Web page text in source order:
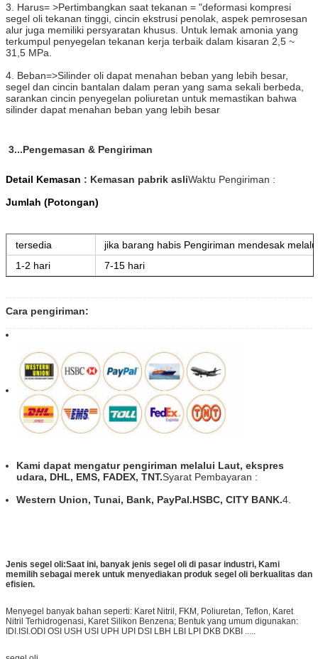
3. Harus= >Pertimbangkan saat tekanan = "deformasi kompresi
segel oli tekanan tinggi, cincin ekstrusi penolak, aspek pemrosesan
alur juga memiliki persyaratan khusus. Untuk lemak amonia yang
terkumpul penyegelan tekanan kerja terbaik dalam kisaran 2,5 ~
31,5 MPa.
4. Beban=>Silinder oli dapat menahan beban yang lebih besar,
segel dan cincin bantalan dalam peran yang sama sekali berbeda,
sarankan cincin penyegelan poliuretan untuk memastikan bahwa
silinder dapat menahan beban yang lebih besar
3...Pengemasan & Pengiriman
Detail Kemasan : Kemasan pabrik asliWaktu Pengiriman :
Jumlah (Potongan)
tersedia
jika barang habis Pengiriman mendesak
1-2 hari
7-15 hari
Cara pengiriman:
Kami dapat mengatur pengiriman melalui Laut, ekspres
udara, DHL, EMS, FADEX, TNT.Syarat Pembayaran :
Western Union, Tunai, Bank, PayPal.HSBC, CITY BANK.4.
Jenis segel oli:Saat ini, banyak jenis segel oli di pasar industri, Kami
memilih sebagai merek untuk menyediakan produk segel oli berkualitas dan
efisien.
Menyegel banyak bahan seperti: Karet Nitril, FKM, Poliuretan, Teflon, Karet
Nitril Terhidrogenasi, Karet Silikon Benzena; Bentuk yang umum digunakan:
IDI.ISI.ODI OSI USH USI UPH UPI DSI LBH LBI LPI DKB DKBI .....